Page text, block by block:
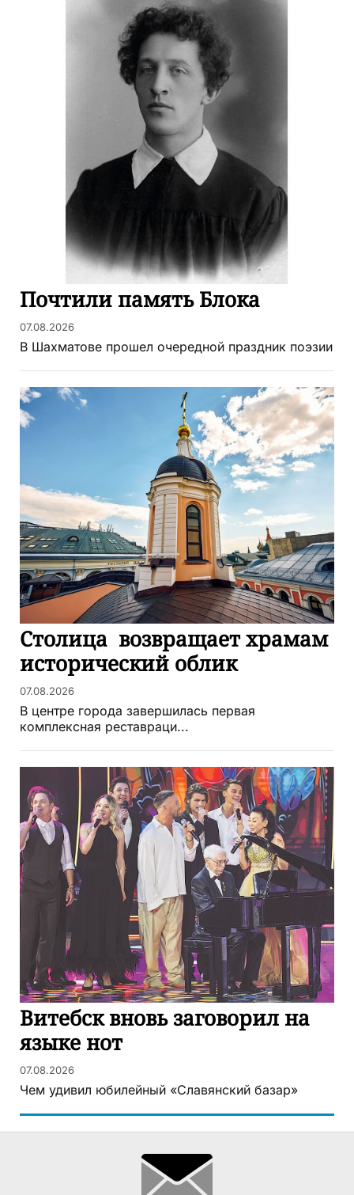
Почтили память Блока
07.08.2026
В Шахматове прошел очередной праздник поэзии
Столица возвращает храмам
исторический облик
07.08.2026
В центре города завершилась первая
комплексная реставраци...
Витебск вновь заговорил на
языке нот
07.08.2026
Чем удивил юбилейный «Славянский базар»